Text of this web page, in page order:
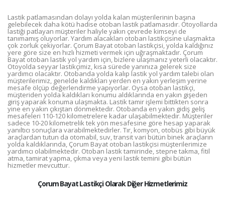
Lastik patlamasından dolayı yolda kalan müşterilerinin başına
gelebilecek daha kötü hadise otoban lastik patlamasıdır. Otoyollarda
lastiği patlayan müşteriler haliyle yakın çevrede kimseyi de
tanımamış oluyorlar. Yardım alacakları otoban lastikçisine ulaşmakta
çok zorluk çekiyorlar. Çorum Bayat otoban lastikçisi, yolda kaldığınız
yere göre size en hızlı hizmeti vermek için uğraşmaktadır. Çorum
Bayat otoban lastik yol yardım için, bizlere ulaşmanız yeterli olacaktır.
Otoyolda seyyar lastikçimiz, kısa sürede yanınıza gelerek size
yardımcı olacaktır. Otobanda yolda kalıp lastik yol yardım talebi olan
müşterilerimiz, genelde kaldıkları yerden en yakın yerleşim yerine
mesafe ölçüp değerlendirme yapıyorlar. Oysa otoban lastikçi,
müşteriden yolda kaldıkları konumu aldıklarında en yakın gişeden
giriş yaparak konuma ulaşmakta. Lastik tamir işlemi bittikten sonra
yine en yakın çıkıştan dönmektedir. Otobanda en yakın gidiş geliş
mesafeleri 110-120 kilometrelere kadar ulaşabilmektedir. Müşteriler
sadece 10-20 kilometrelik tek yön mesafesine göre hesap yaparak
yanıltıcı sonuçlara varabilmektedirler. Tır, komyon, otobüs gibi büyük
araçlardan tutun da otomabil, suv, transit vari bütün binek araçların
yolda kaldıklarında, Çorum Bayat otoban lastikçisi müşterilerimize
yardımcı olabilmektedir. Otoban lastik tamirinde, stepne takma, fitil
atma, tamirat yapma, çıkma veya yeni lastik temini gibi bütün
hizmetler mevcuttur.
Çorum Bayat Lastikçi Olarak Diğer Hizmetlerimiz